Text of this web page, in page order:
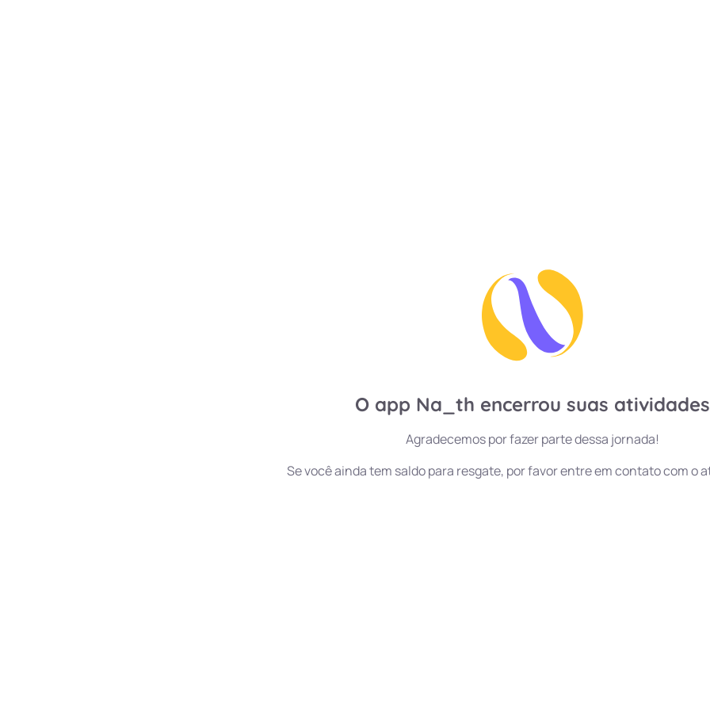
O app Na_th encerrou suas atividades
Agradecemos por fazer parte dessa jornada!
Se você ainda tem saldo para resgate, por favor entre em contato com o